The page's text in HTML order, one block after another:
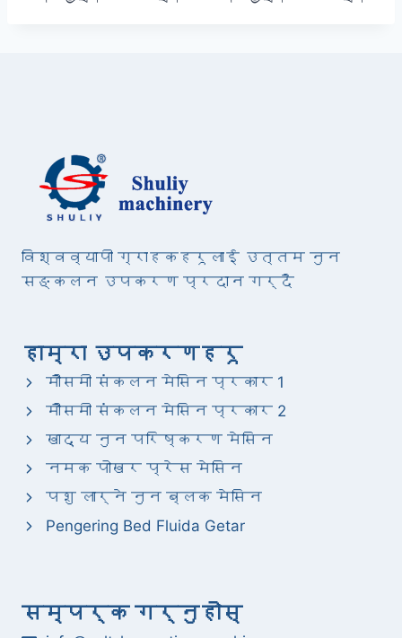
विश्वव्यापी ग्राहकहरूलाई उत्तम नुन
सङ्कलन उपकरण प्रदान गर्दै
हाम्रा उपकरणहरू
मौसमी संकलन मेसिन प्रकार 1
मौसमी संकलन मेसिन प्रकार 2
खाद्य नुन परिष्करण मेसिन
नमक पोखर प्रेस मेसिन
पशु लार्ने नुन ब्लक मेसिन
Pengering Bed Fluida Getar
सम्पर्क गर्नुहोस्